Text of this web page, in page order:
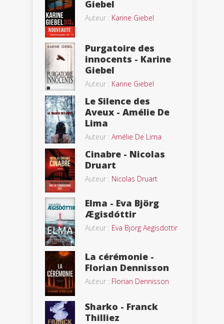
Giebel
Auteur : Karine Giebel
Purgatoire des
innocents - Karine
Giebel
Auteur : Karine Giebel
Le Silence des
Aveux - Amélie De
Lima
Auteur : Amélie De Lima
Cinabre - Nicolas
Druart
Auteur : Nicolas Druart
Elma - Eva Björg
Ægisdóttir
Auteur : Eva Björg Aegisdottir
La cérémonie -
Florian Dennisson
Auteur : Florian Dennisson
Sharko - Franck
Thilliez